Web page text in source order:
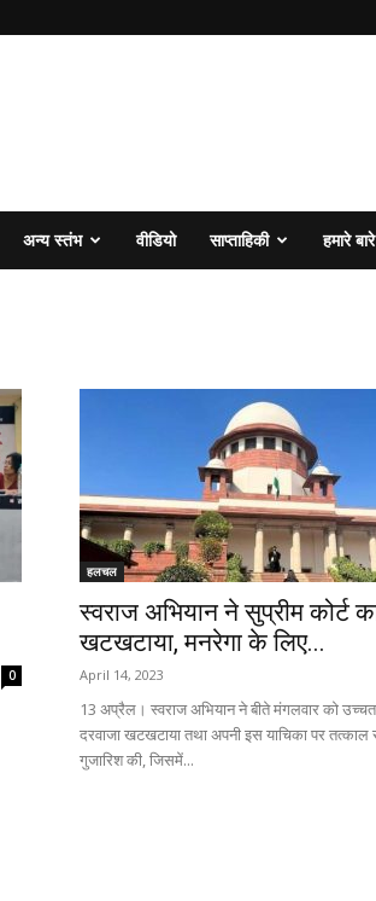
अन्य स्तंभ वीडियो साप्ताहिकी हमारे
0
हलचल
स्वराज अभियान ने सुप्रीम कोर्ट
खटखटाया, मनरेगा के लिए...
April 14, 2023
13 अप्रैल। स्वराज अभियान ने बीते मंगलवार को
दरवाजा खटखटाया तथा अपनी इस याचिका पर तत्काल
गुजारिश की, जिसमें...